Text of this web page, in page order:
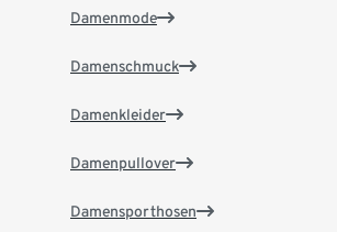
Damenmode
Damenschmuck
Damenkleider
Damenpullover
Damensporthosen